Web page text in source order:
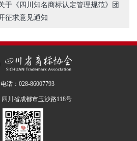
于《四川知名商标认定管理规范》团
征求意见通知
电话：028-86007793
川省成都市玉沙路118号